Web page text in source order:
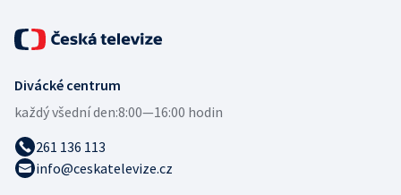
Divácké centrum
každý všední den:8:00—16:00 hodin
261 136 113
info@ceskatelevize.cz